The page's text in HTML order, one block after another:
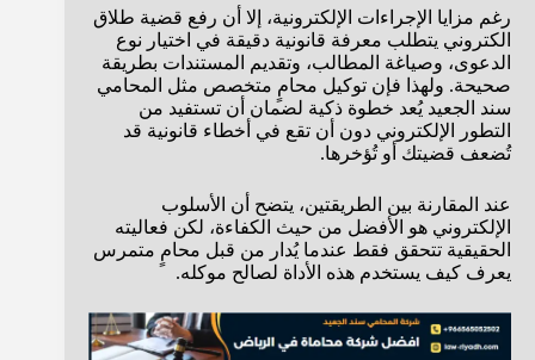
رغم مزايا الإجراءات الإلكترونية، إلا أن رفع قضية طلاق
الكتروني يتطلب معرفة قانونية دقيقة في اختيار نوع
الدعوى، وصياغة المطالب، وتقديم المستندات بطريقة
صحيحة. ولهذا فإن توكيل محامٍ متخصص مثل المحامي
سند الجعيد يُعد خطوة ذكية لضمان أن تستفيد من
التطور الإلكتروني دون أن تقع في أخطاء قانونية قد
تُضعف قضيتك أو تُؤخرها.
عند المقارنة بين الطريقتين، يتضح أن الأسلوب
الإلكتروني هو الأفضل من حيث الكفاءة، لكن فعاليته
الحقيقية تتحقق فقط عندما يُدار من قبل محامٍ متمرس
يعرف كيف يستخدم هذه الأداة لصالح موكله.